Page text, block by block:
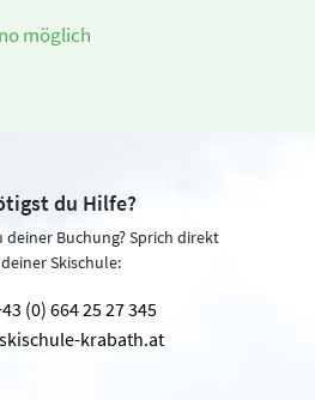
möglich
du Hilfe?
deiner Buchung? Sprich direkt
Skischule:
(0) 664 25 27 345
krabath.at